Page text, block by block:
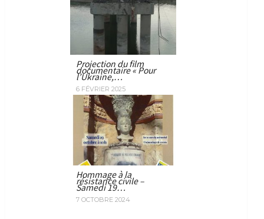
Projection du film
documentaire « Pour
l’Ukraine,…
6 FÉVRIER 2025
Hommage à la
résistance civile –
Samedi 19…
7 OCTOBRE 2024